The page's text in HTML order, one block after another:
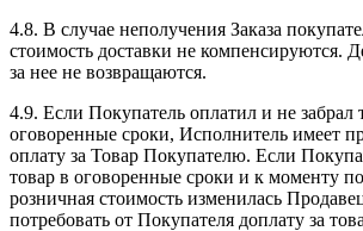
4.8. В случае неполучения Заказа
стоимость доставки не компенсируются.
за нее не возвращаются.
4.9. Если Покупатель оплатил и не забрал
оговоренные сроки, Исполнитель имеет
оплату за Товар Покупателю. Если
товар в оговоренные сроки и к моменту
розничная стоимость изменилась
потребовать от Покупателя доплату за